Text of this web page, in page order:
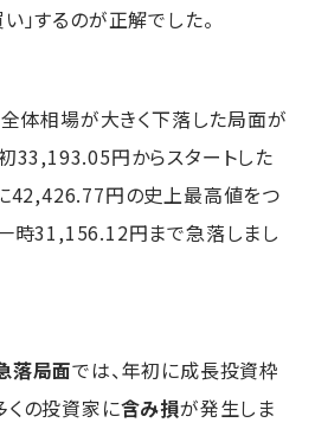
い」するのが正解でした。
体相場が大きく下落した局面が
初33,193.05円からスタートした
42,426.77円の史上最高値をつ
時31,156.12円まで急落しまし
落局面では、年初に成長投資枠
くの投資家に含み損が発生しま